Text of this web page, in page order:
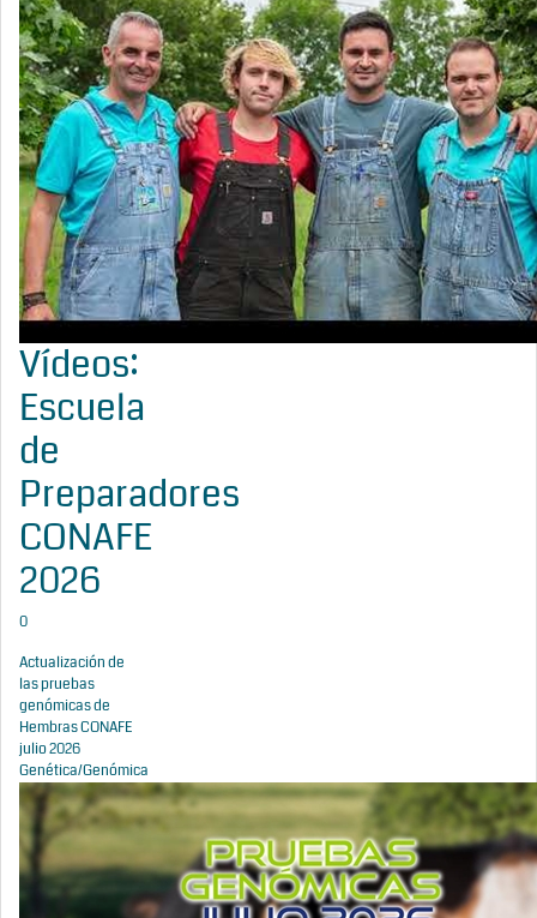
Vídeos:
Escuela
de
Preparadores
CONAFE
2026
0
Actualización de
las pruebas
genómicas de
Hembras CONAFE
julio 2026
Genética/Genómica